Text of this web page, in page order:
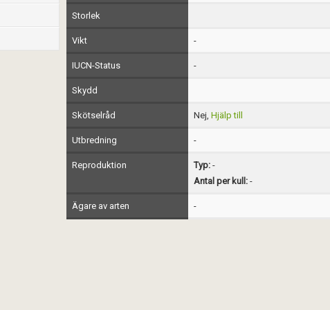
Storlek
Vikt -
IUCN-Status -
Skydd
Skötselråd Nej, Hjälp till
Utbredning -
Reproduktion Typ:-
Antal per kull:-
Ägare av arten -